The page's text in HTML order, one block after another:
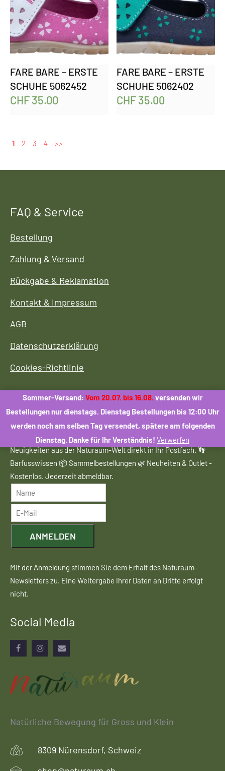
Sommer-Versand: Vom 20.07. bis 16.08. versenden wir
Bestellungen nur dienstags. Dienstag Bestellungen bis 12:00 Uhr
werden noch am selben Tag versendet, spätere am folgenden
Dienstag. Danke für Ihr Verständnis! Verwerfen
FARE BARE – ERSTE
SCHUHE 5062452
CHF35.00
FARE BARE – ERSTE
SCHUHE 5062402
CHF35.00
1 2 3 4 >>
FAQ & Service
Bestellung
Zahlung & Versand
Rückgabe & Reklamation
Kontakt & Impressum
AGB
Datenschutzerklärung
Cookies-Richtlinie
Naturaum Newsletter abonnieren
Neuigkeiten aus der Naturaum-Welt direkt in Ihr Postfach. 👣
Barfusswissen 📦 Sammelbestellungen 🌿 Neuheiten & Outlet -
Kostenlos. Jederzeit abmeldbar.
ANMELDEN
Mit der Anmeldung stimmen Sie dem Erhalt des Naturaum-
Newsletters zu. Eine Weitergabe Ihrer Daten an Dritte erfolgt
nicht.
Social Media
Natürliche Bewegung für Gross und Klein
8309 Nürensdorf, Schweiz